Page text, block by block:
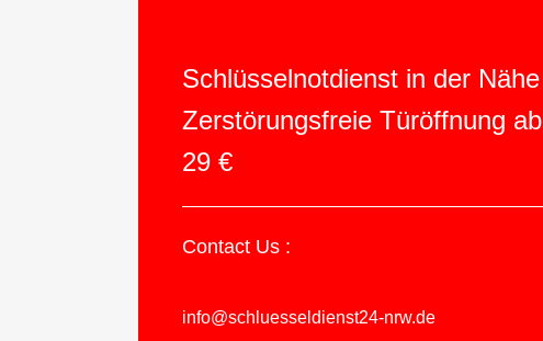
Schlüsselnotdienst in der Nähe
Zerstörungsfreie Türöffnung ab
29 €
Contact Us :
info@schluesseldienst24-nrw.de